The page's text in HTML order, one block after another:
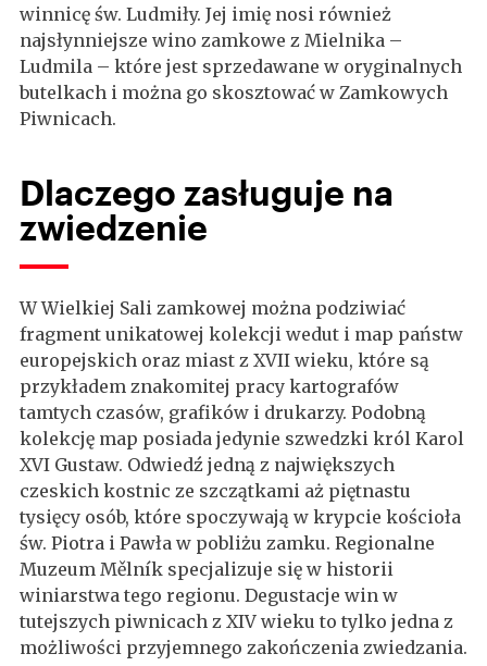
winnicę św. Ludmiły. Jej imię nosi również
najsłynniejsze wino zamkowe z Mielnika –
Ludmila – które jest sprzedawane w oryginalnych
butelkach i można go skosztować w Zamkowych
Piwnicach.
Dlaczego zasługuje na
zwiedzenie
W Wielkiej Sali zamkowej można podziwiać
fragment unikatowej kolekcji wedut i map państw
europejskich oraz miast z XVII wieku, które są
przykładem znakomitej pracy kartografów
tamtych czasów, grafików i drukarzy. Podobną
kolekcję map posiada jedynie szwedzki król Karol
XVI Gustaw. Odwiedź jedną z największych
czeskich kostnic ze szczątkami aż piętnastu
tysięcy osób, które spoczywają w krypcie kościoła
św. Piotra i Pawła w pobliżu zamku. Regionalne
Muzeum Mělník specjalizuje się w historii
winiarstwa tego regionu. Degustacje win w
tutejszych piwnicach z XIV wieku to tylko jedna z
możliwości przyjemnego zakończenia zwiedzania.